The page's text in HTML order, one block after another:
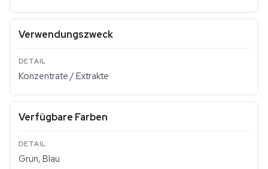
Verwendungszweck
Konzentrate / Extrakte
Verfügbare Farben
Grün, Blau